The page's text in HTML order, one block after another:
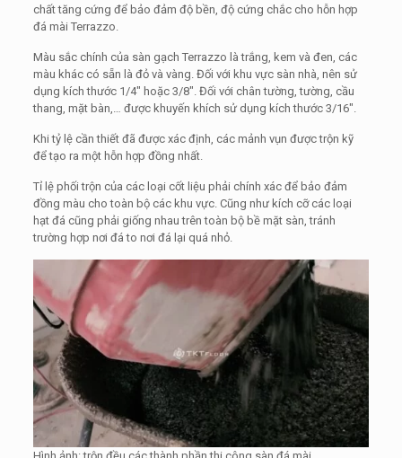
chất tăng cứng để bảo đảm độ bền, độ cứng chắc cho hỗn hợp
đá mài Terrazzo.
Màu sắc chính của sàn gạch Terrazzo là trắng, kem và đen, các
màu khác có sẵn là đỏ và vàng. Đối với khu vực sàn nhà, nên sử
dụng kích thước 1/4″ hoặc 3/8″. Đối với chân tường, tường, cầu
thang, mặt bàn,… được khuyến khích sử dụng kích thước 3/16″.
Khi tỷ lệ cần thiết đã được xác định, các mảnh vụn được trộn kỹ
để tạo ra một hỗn hợp đồng nhất.
Tỉ lệ phối trộn của các loại cốt liệu phải chính xác để bảo đảm
đồng màu cho toàn bộ các khu vực. Cũng như kích cỡ các loại
hạt đá cũng phải giống nhau trên toàn bộ bề mặt sàn, tránh
trường hợp nơi đá to nơi đá lại quá nhỏ.